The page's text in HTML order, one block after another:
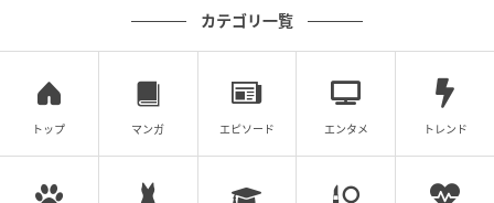
内気循環が向いているのは、一時的に外の空気を遮断
したい場面です。長いトンネルに入った時、排気ガス
の多い大型車の後ろを走る時、外のにおいが強い場所
を通過する時などが挙げられます。冷暖房を早く効か
せたい時にも有効です。
こうした場面を過ぎたら、基本的には外気導入を選ぶ
カテゴリ一覧
トップ マンガ エピソード エンタメ トレンド